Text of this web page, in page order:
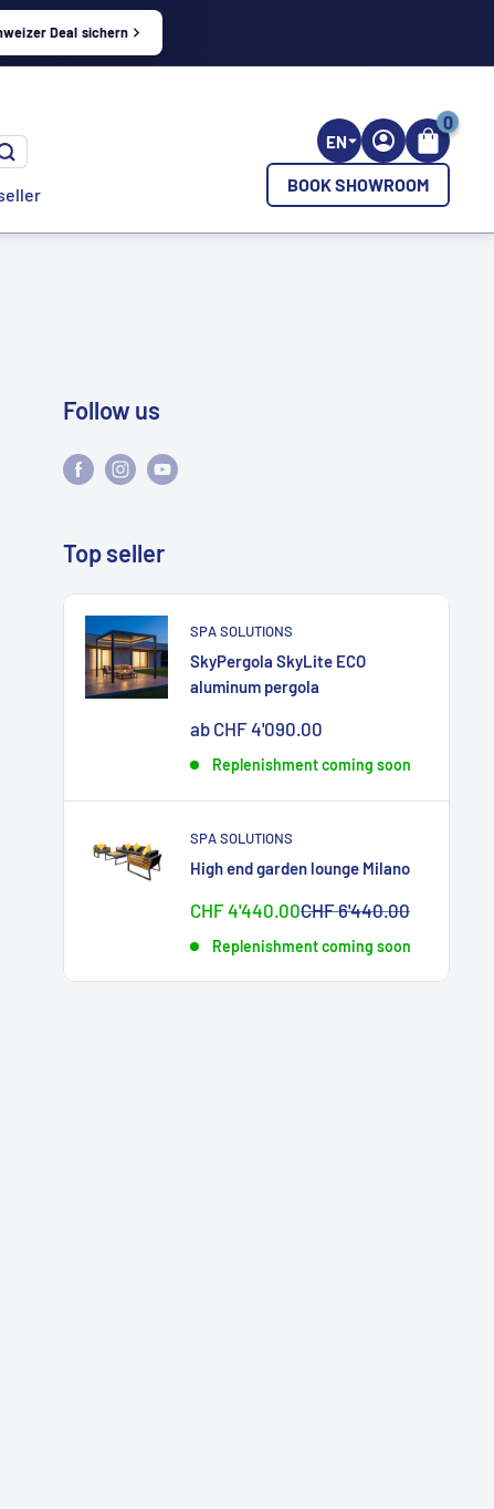
Deal sichern
EN
0
BOOK SHOWROOM
Follow us
Top seller
SPA SOLUTIONS
SkyPergola SkyLite ECO
aluminum pergola
Sonderpreis
ab CHF 4'090.00
Replenishment coming soon
SPA SOLUTIONS
High end garden lounge Milano
Sonderpreis
CHF 4'440.00Normalpreis
CHF 6'440.00
Replenishment coming soon